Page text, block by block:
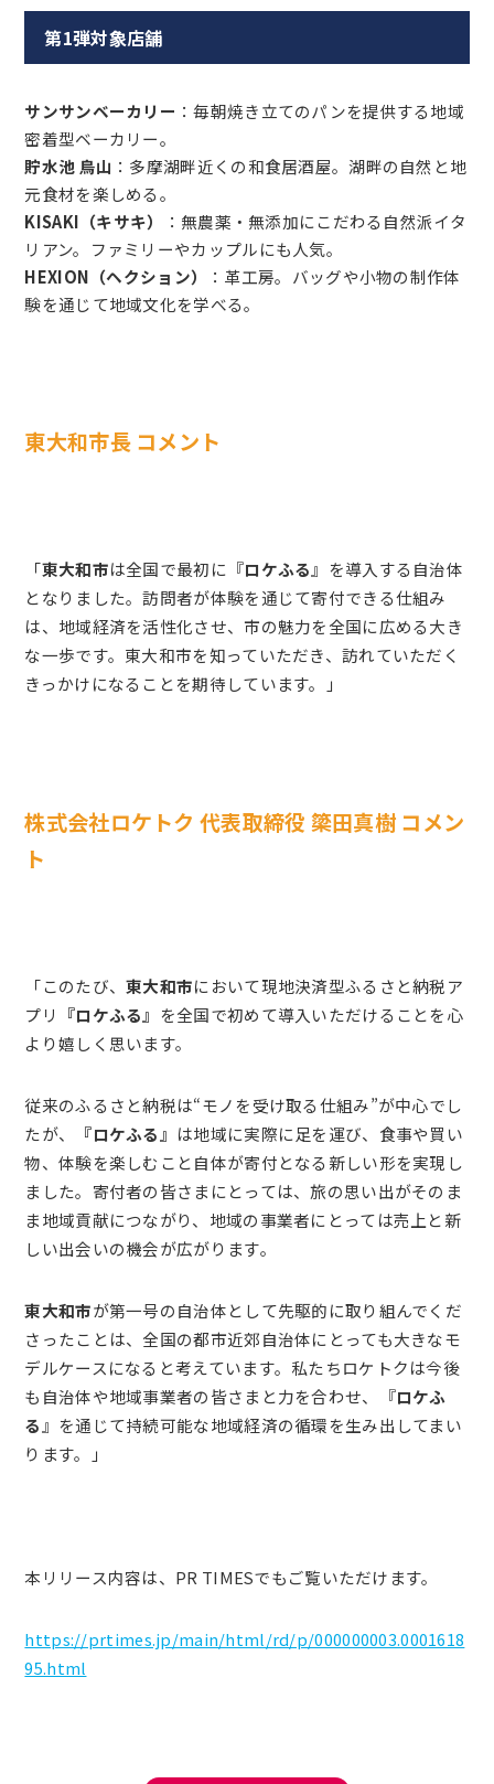
第1弾対象店舗
サンサンベーカリー ：毎朝焼き立てのパンを提供する地域
密着型ベーカリー。
貯水池 鳥山 ：多摩湖畔近くの和食居酒屋。湖畔の自然と地
元食材を楽しめる。
KISAKI（キサキ）
：無農薬・無添加にこだわる自然派イタ
リアン。ファミリーやカップルにも人気。
HEXION（ヘクション）
：革工房。バッグや小物の制作体
験を通じて地域文化を学べる。
東大和市長 コメント
「東大和市は全国で最初に『ロケふる 』を導入する自治体
となりました。訪問者が体験を通じて寄付できる仕組み
は、地域経済を活性化させ、市の魅力を全国に広める大き
な一歩です。東大和市を知っていただき、訪れていただく
きっかけになることを期待しています。」
株式会社ロケトク 代表取締役 簗田真樹 コメン
ト
「このたび、東大和市において現地決済型ふるさと納税ア
プリ
『ロケふる』 を全国で初めて導入いただけることを心
より嬉しく思います。
従来のふるさと納税は“モノを受け取る仕組み”が中心でし
たが、
『ロケふる』 は地域に実際に足を運び、食事や買い
物、体験を楽しむこと自体が寄付となる新しい形を実現し
ました。寄付者の皆さまにとっては、旅の思い出がそのま
ま地域貢献につながり、地域の事業者にとっては売上と新
しい出会いの機会が広がります。
東大和市が第一号の自治体として先駆的に取り組んでくだ
さったことは、全国の都市近郊自治体にとっても大きなモ
デルケースになると考えています。私たちロケトクは今後
も自治体や地域事業者の皆さまと力を合わせ、『ロケふ
る 』を通じて持続可能な地域経済の循環を生み出してまい
ります。」
本リリース内容は、PR TIMESでもご覧いただけます。
https://prtimes.jp/main/html/rd/p/000000003.0001618
95.html